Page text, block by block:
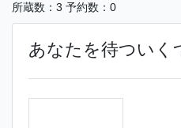
所蔵数：3 予約数：0
あなたを待ついく